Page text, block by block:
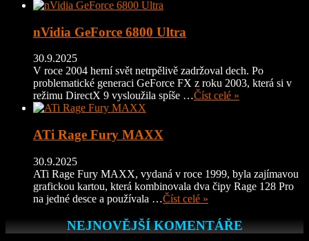
nVidia GeForce 6800 Ultra
30.9.2025
V roce 2004 herní svět netrpělivě zadržoval dech. Po
problematické generaci GeForce FX z roku 2003, která si v
režimu DirectX 9 vysloužila spíše …Číst celé »
ATi Rage Fury MAXX
30.9.2025
ATi Rage Fury MAXX, vydaná v roce 1999, byla zajímavou
grafickou kartou, která kombinovala dva čipy Rage 128 Pro
na jedné desce a používala …Číst celé »
NEJNOVĚJŠÍ KOMENTÁŘE